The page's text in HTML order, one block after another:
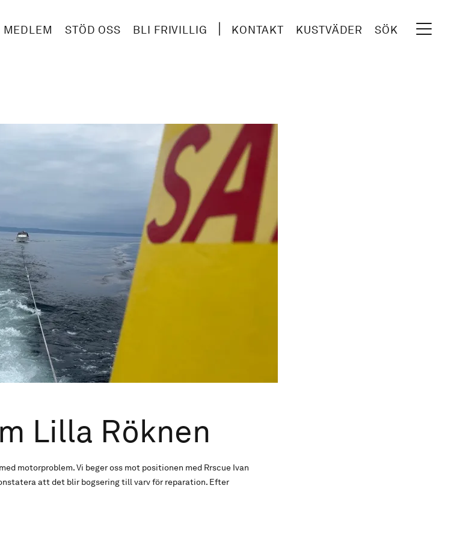
MEDLEM STÖD OSS BLI FRIVILLIG KONTAKT KUSTVÄDER SÖK
Lilla Röknen
motorproblem. Vi beger oss mot positionen med Rrscue Ivan
att det blir bogsering till varv för reparation. Efter